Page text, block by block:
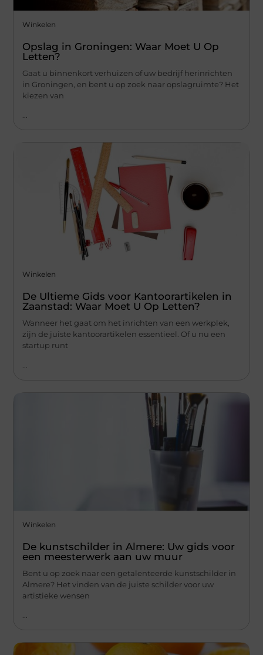
Winkelen
Opslag in Groningen: Waar Moet U Op
Letten?
Gaat u binnenkort verhuizen of uw bedrijf herinrichten
in Groningen, en bent u op zoek naar opslagruimte? Het
kiezen van
...
Winkelen
De Ultieme Gids voor Kantoorartikelen in
Zaanstad: Waar Moet U Op Letten?
Wanneer het gaat om het inrichten van een werkplek,
zijn de juiste kantoorartikelen essentieel. Of u nu een
startup runt
Winkelen
De kunstschilder in Almere: Uw gids voor
een meesterwerk aan uw muur
Bent u op zoek naar een getalenteerde kunstschilder in
Almere? Het vinden van de juiste schilder voor uw
artistieke wensen